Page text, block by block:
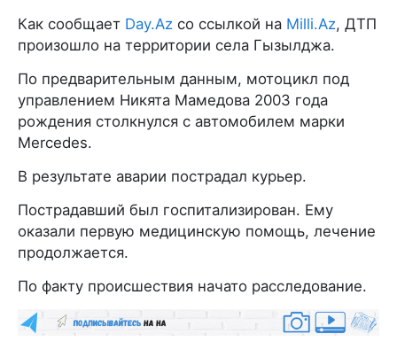
Как сообщает Day.Az со ссылкой на Milli.Az, ДТП
произошло на территории села Гызылджа.
По предварительным данным, мотоцикл под
управлением Никята Мамедова 2003 года
рождения столкнулся с автомобилем марки
Mercedes.
В результате аварии пострадал курьер.
Пострадавший был госпитализирован. Ему
оказали первую медицинскую помощь, лечение
продолжается.
По факту происшествия начато расследование.